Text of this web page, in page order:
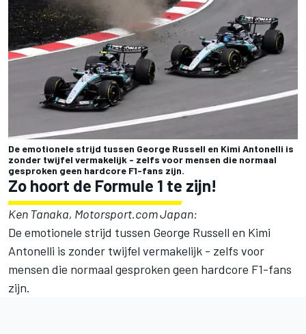
De emotionele strijd tussen George Russell en Kimi Antonelli is
zonder twijfel vermakelijk - zelfs voor mensen die normaal
gesproken geen hardcore F1-fans zijn.
Zo hoort de Formule 1 te zijn!
Ken Tanaka, Motorsport.com Japan:
De emotionele strijd tussen George Russell en Kimi
Antonelli is zonder twijfel vermakelijk - zelfs voor
mensen die normaal gesproken geen hardcore F1-fans
zijn.